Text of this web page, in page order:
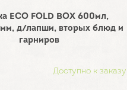
ECO FOLD BOX 600мл,
д/лапши, вторых блюд и
гарниров
Доступно к заказу